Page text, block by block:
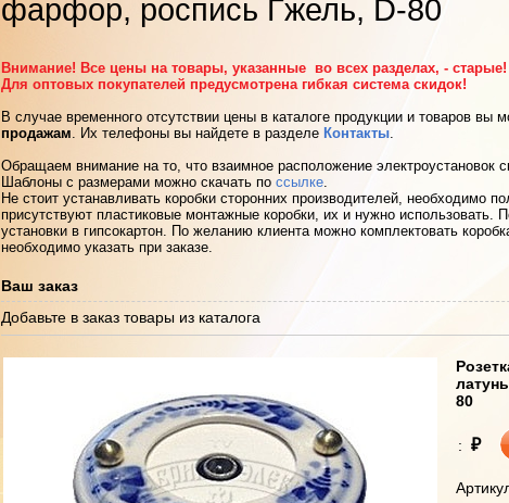
фарфор, роспись Гжель, D-80
Внимание! Все цены на товары, указанные во всех разделах, - старые!
Для оптовых покупателей предусмотрена гибкая система скидок!
В случае временного отсутствии цены в каталоге продукции и товаров вы
продажам . Их телефоны вы найдете в разделе Контакты
Обращаем внимание на то, что взаимное расположение электроустановок
Шаблоны с размерами можно скачать по ссылке
Не стоит устанавливать коробки сторонних производителей, необходимо
присутствуют пластиковые монтажные коробки, их и нужно использовать.
установки в гипсокартон. По желанию клиента можно комплектовать
необходимо указать при заказе.
Ваш заказ
Добавьте в заказ товары из каталога
80
: ₽